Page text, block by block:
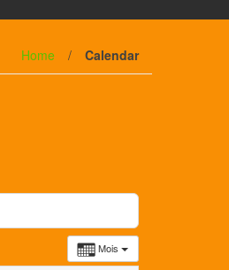
Home / Calendar
Mois